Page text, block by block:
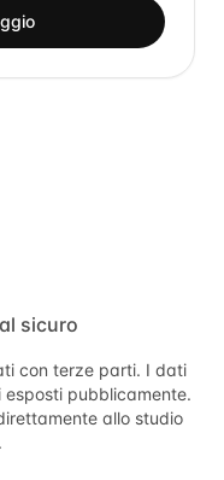
sicuro
con terze parti. I dati
pubblicamente.
allo studio